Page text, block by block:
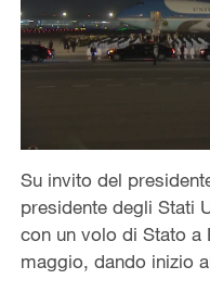
Su invito del
presidente degli Stati
con un volo di Stato a
maggio, dando inizio